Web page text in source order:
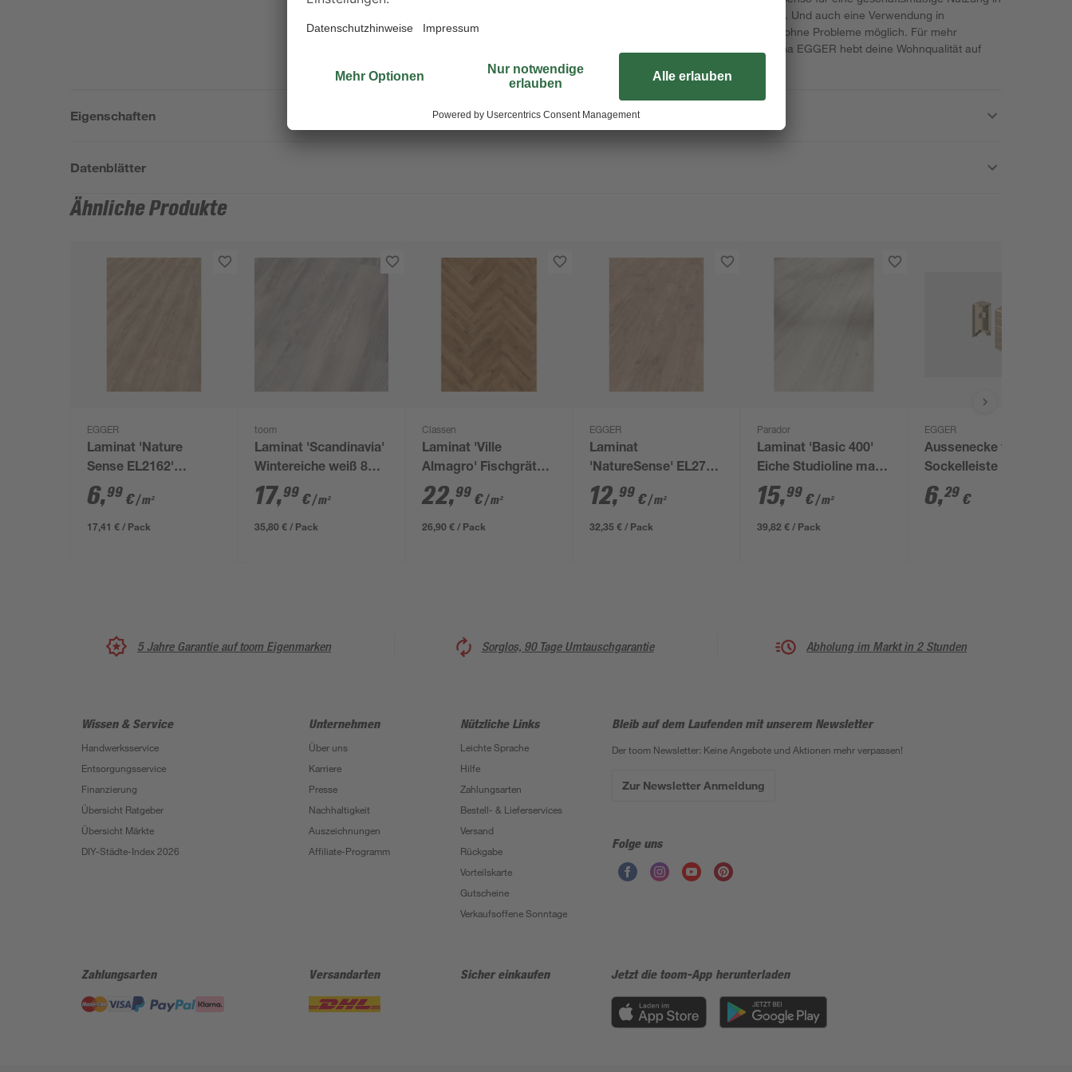
kleineren Büros oder Gästezimmern geeignet ist. Und auch eine Verwendung in
Kombination mit einer Fußbodenheizung ist hier ohne Probleme möglich. Für mehr
Wohnkomfort und Charme: Das Produkt der Firma EGGER hebt deine Wohnqualität auf
eine höhere Stufe.
Eigenschaften
Datenblätter
Ähnliche Produkte
EGGER
Laminat 'Nature
Sense EL2162'
Newport Eiche
hellbraun 7 mm
6,99 €/ m²
17,41 € / Pack
toom
Laminat 'Scandinavia'
Wintereiche weiß 8
mm
17,99 €/ m²
35,80 € / Pack
Classen
Laminat 'Ville
Almagro' Fischgrät
Eiche natur 8 mm
22,99 €/ m²
26,90 € / Pack
EGGER
Laminat
'NatureSense' EL2700
Woodwork Eiche 7
mm
12,99 €/ m²
32,35 € / Pack
Parador
Laminat 'Basic 400'
Eiche Studioline matt
weiß 8 mm
15,99 €/ m²
39,82 € / Pack
EGGER
Aussenecke für
Sockelleiste Eiche
greige 2 Stück
6,29 €
5 Jahre Garantie auf toom Eigenmarken Sorglos, 90 Tage Umtauschgarantie Abholung im Markt in 2 Stunden
Wissen & Service
Handwerksservice
Entsorgungsservice
Finanzierung
Übersicht Ratgeber
Übersicht Märkte
DIY-Städte-Index 2026
Unternehmen
Über uns
Karriere
Presse
Nachhaltigkeit
Auszeichnungen
Affiliate-Programm
Nützliche Links
Leichte Sprache
Hilfe
Zahlungsarten
Bestell- & Lieferservices
Versand
Rückgabe
Vorteilskarte
Gutscheine
Verkaufsoffene Sonntage
Bleib auf dem Laufenden mit unserem Newsletter
Der toom Newsletter: Keine Angebote und Aktionen mehr verpassen!
Zur Newsletter Anmeldung
Folge uns
Zahlungsarten Versandarten Sicher einkaufen Jetzt die toom-App herunterladen